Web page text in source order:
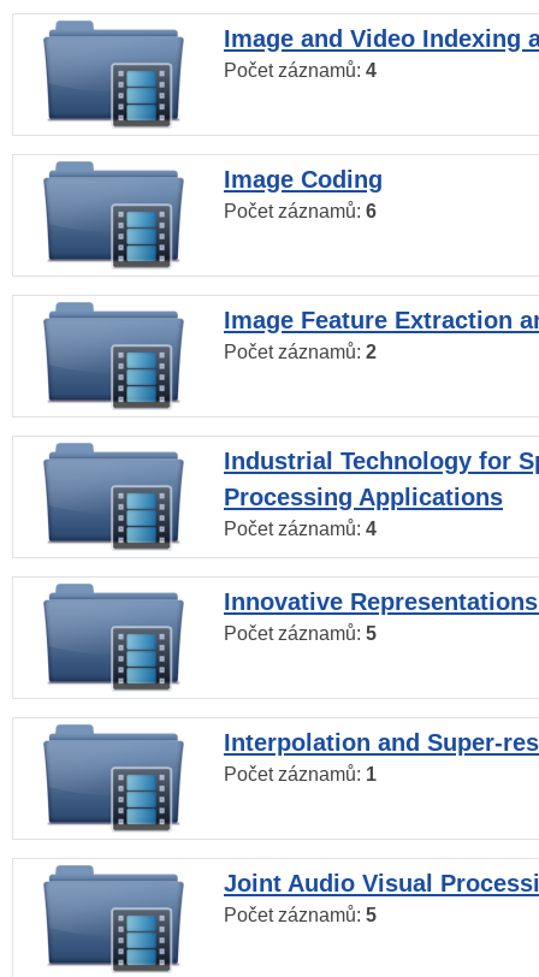
Image and Video Indexing
Počet záznamů: 4
Image Coding
Počet záznamů: 6
Image Feature Extraction
Počet záznamů: 2
Industrial Technology for
Processing Applications
Počet záznamů: 4
Innovative
Počet záznamů: 5
Interpolation and Super-
Počet záznamů: 1
Joint Audio Visual
Počet záznamů: 5